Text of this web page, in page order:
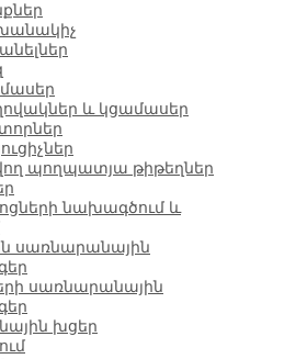
և կցամասեր
պողպատյա թիթեղներ
նախագծում և
սառնարանային
սառնարանային
խցեր